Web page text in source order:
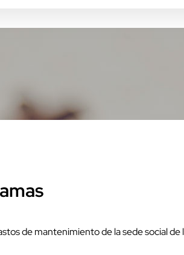
de mantenimiento de la sede social de